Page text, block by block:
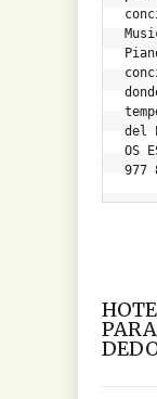
del
OS
977